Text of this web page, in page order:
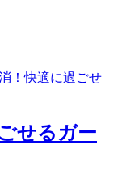
せるガー